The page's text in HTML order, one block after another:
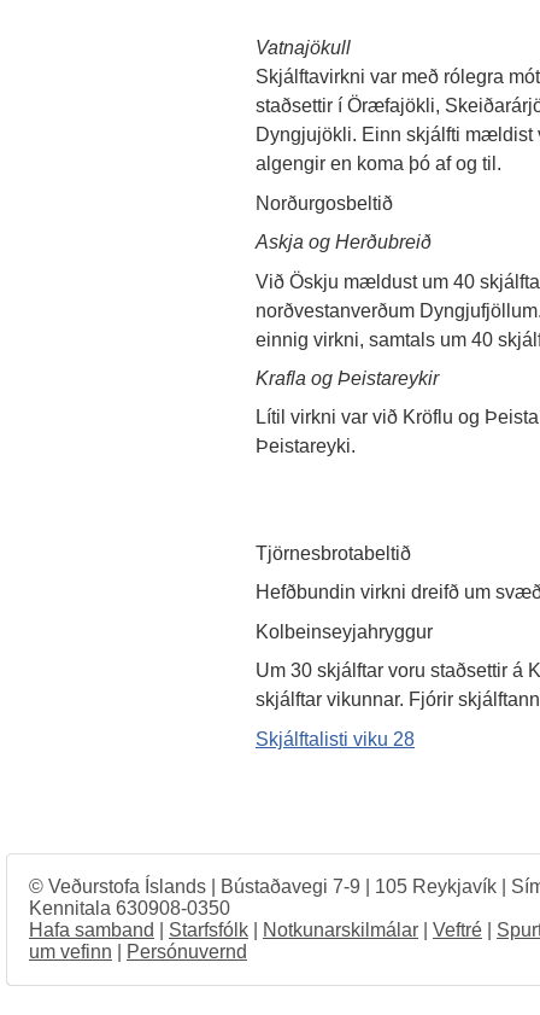
Vatnajökull
Skjálftavirkni var með rólegra
staðsettir í Öræfajökli,
Dyngjujökli. Einn skjálfti mældist
algengir en koma þó af og til.
Norðurgosbeltið
Askja og Herðubreið
Við Öskju mældust um 40
norðvestanverðum
einnig virkni, samtals um 40
Krafla og Þeistareykir
Lítil virkni var við Kröflu og
Þeistareyki.
Tjörnesbrotabeltið
Hefðbundin virkni dreifð um
Kolbeinseyjahryggur
Um 30 skjálftar voru staðsettir á
skjálftar vikunnar. Fjórir
Skjálftalisti viku 28
© Veðurstofa Íslands | Bústaðavegi 7-9 | 105 Reykjavík |
Kennitala 630908-0350
Hafa samband
Starfsfólk Notkunarskilmálar Veftré
um vefinn
Persónuvernd